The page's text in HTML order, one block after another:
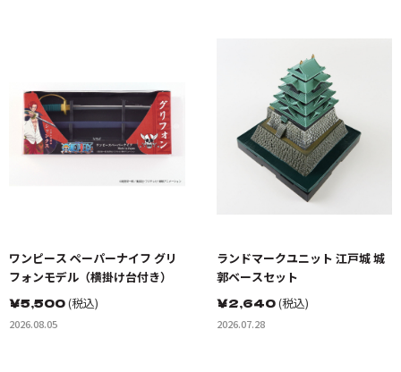
ワンピース ペーパーナイフ グリ
フォンモデル（横掛け台付き）
￥5,500(税込)
2026.08.05
ランドマークユニット 江戸城 城
郭ベースセット
￥2,640(税込)
2026.07.28